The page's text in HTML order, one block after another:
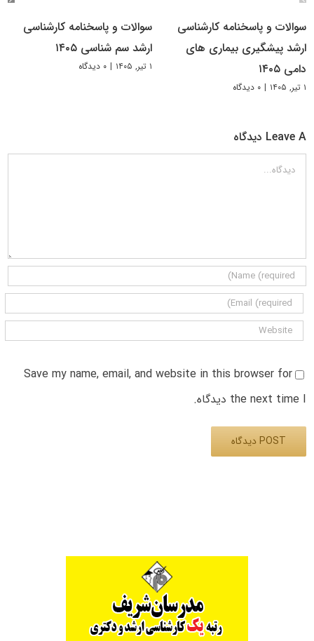
سوالات و پاسخنامه کارشناسی
ارشد پیشگیری بیماری های
دامی ۱۴۰۵
۱ تیر, ۱۴۰۵ | ۰ دیدگاه
سوالات و پاسخنامه کارشناسی
ارشد سم شناسی ۱۴۰۵
۱ تیر, ۱۴۰۵ | ۰ دیدگاه
Leave A دیدگاه
دیدگاه
Save my name, email, and website in this browser for
the next time I دیدگاه.